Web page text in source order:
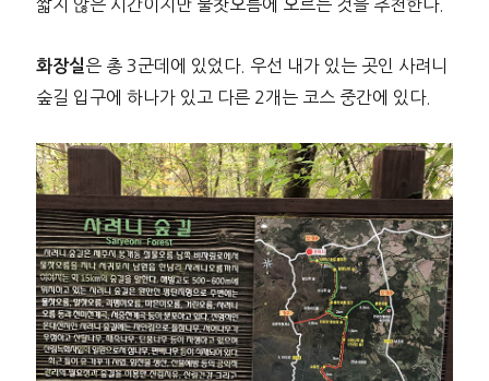
짧지 않은 시간이지만 물찻오름에 오르는 것을 추천한다.
화장실 은 총 3군데에 있었다. 우선 내가 있는 곳인 사려니
숲길 입구에 하나가 있고 다른 2개는 코스 중간에 있다.